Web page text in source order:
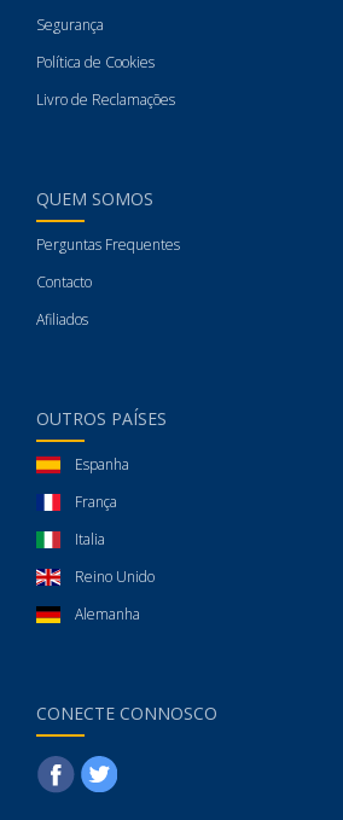
Segurança
Política de Cookies
Livro de Reclamações
QUEM SOMOS
Perguntas Frequentes
Contacto
Afiliados
OUTROS PAÍSES
Espanha
França
Italia
Reino Unido
Alemanha
CONECTE CONNOSCO